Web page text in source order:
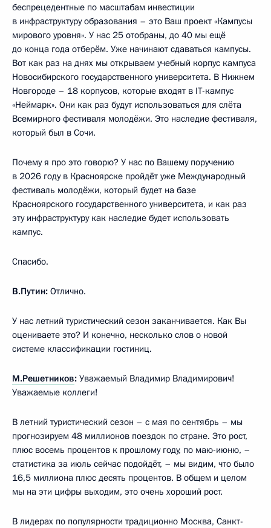
беспрецедентные по масштабам инвестиции
в инфраструктуру образования – это Ваш проект «Кампусы
мирового уровня». У нас 25 отобраны, до 40 мы ещё
до конца года отберём. Уже начинают сдаваться кампусы.
Вот как раз на днях мы открываем учебный корпус кампуса
Новосибирского государственного университета. В Нижнем
Новгороде – 18 корпусов, которые входят в IT-кампус
«Неймарк». Они как раз будут использоваться для слёта
Всемирного фестиваля молодёжи. Это наследие фестиваля,
который был в Сочи.
Почему я про это говорю? У нас по Вашему поручению
в 2026 году в Красноярске пройдёт уже Международный
фестиваль молодёжи, который будет на базе
Красноярского государственного университета, и как раз
эту инфраструктуру как наследие будет использовать
кампус.
Спасибо.
В.Путин: Отлично.
У нас летний туристический сезон заканчивается. Как Вы
оцениваете это? И конечно, несколько слов о новой
системе классификации гостиниц.
М.Решетников: Уважаемый Владимир Владимирович!
Уважаемые коллеги!
В летний туристический сезон – с мая по сентябрь – мы
прогнозируем 48 миллионов поездок по стране. Это рост,
плюс восемь процентов к прошлому году, по маю-июню, –
статистика за июль сейчас подойдёт, – мы видим, что было
16,5 миллиона плюс десять процентов. В общем и целом
мы на эти цифры выходим, это очень хороший рост.
В лидерах по популярности традиционно Москва, Санкт-